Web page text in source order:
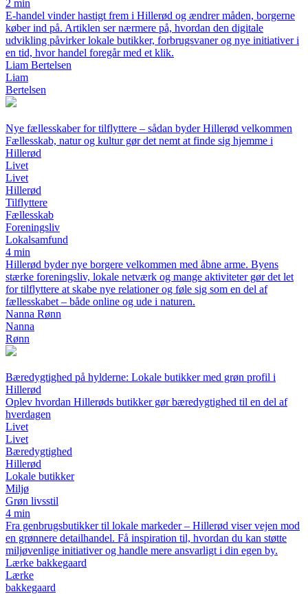
2 min
E-handel vinder hastigt frem i Hillerød og ændrer måden, borgerne
køber ind på. Artiklen ser nærmere på, hvordan den digitale
udvikling påvirker lokale butikker, forbrugsvaner og nye initiativer i
en tid, hvor handel foregår med et klik.
Liam Bertelsen
Liam
Bertelsen
Nye fællesskaber for tilflyttere – sådan byder Hillerød velkommen
Fællesskab, natur og kultur gør det nemt at finde sig hjemme i
Hillerød
Livet
Livet
Hillerød
Tilflyttere
Fællesskab
Foreningsliv
Lokalsamfund
4 min
Hillerød byder nye borgere velkommen med åbne arme. Byens
stærke foreningsliv, lokale netværk og mange aktiviteter gør det let
for tilflyttere at skabe nye relationer og føle sig som en del af
fællesskabet – både online og ude i naturen.
Nanna Rønn
Nanna
Rønn
Bæredygtighed på hylderne: Lokale butikker med grøn profil i
Hillerød
Oplev hvordan Hillerøds butikker gør bæredygtighed til en del af
hverdagen
Livet
Livet
Bæredygtighed
Hillerød
Lokale butikker
Miljø
Grøn livsstil
4 min
Fra genbrugsbutikker til lokale markeder – Hillerød viser vejen mod
en grønnere detailhandel. Få inspiration til, hvordan du kan støtte
miljøvenlige initiativer og handle mere ansvarligt i din egen by.
Lærke bakkegaard
Lærke
bakkegaard